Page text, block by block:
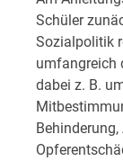
Schüler
Sozialpolitik
umfangreich
dabei z. B.